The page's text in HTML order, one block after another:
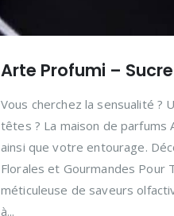
Arte Profumi –
Vous cherchez la sensualité
têtes ? La maison de parfums
ainsi que votre entourage.
Florales et Gourmandes Pour
méticuleuse de saveurs
à...